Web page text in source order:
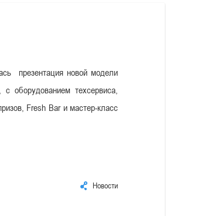
презентация новой модели
оборудованием техсервиса,
Fresh Bar и мастер-класс
Новости